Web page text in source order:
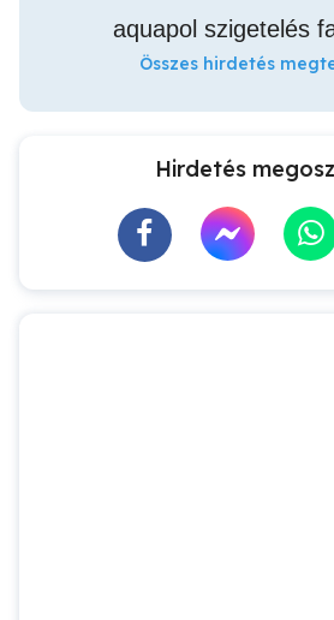
aquapol szigetelés
Összes hirdetés
Hirdetés